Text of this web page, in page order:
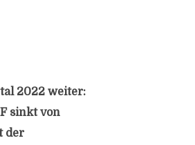
2022 weiter:
sinkt von
der